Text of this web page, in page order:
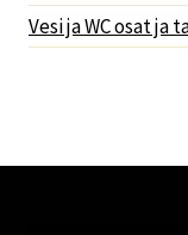
Vesi ja WC osat ja